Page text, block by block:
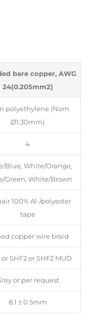
bare copper, AWG
24(0.205mm2)
polyethylene (Nom.
Ø1.30mm)
4
Blue, White/Orange,
Green, White/Brown
100% Al-/polyester
tape
copper wire braid
or SHF2 or SHF2 MUD
or per request
8.1 ± 0.5mm